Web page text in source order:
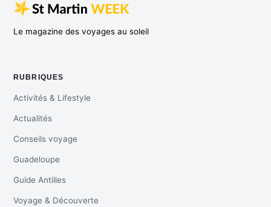
Le magazine des voyages au soleil
RUBRIQUES
Activités & Lifestyle
Actualités
Conseils voyage
Guadeloupe
Guide Antilles
Voyage & Découverte